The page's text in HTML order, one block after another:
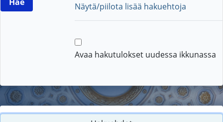
Näytä/piilota lisää hakuehtoja
Avaa hakutulokset uudessa ikkunassa